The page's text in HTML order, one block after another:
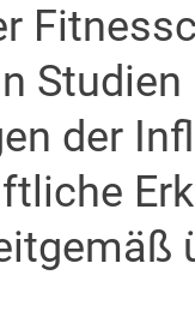
der